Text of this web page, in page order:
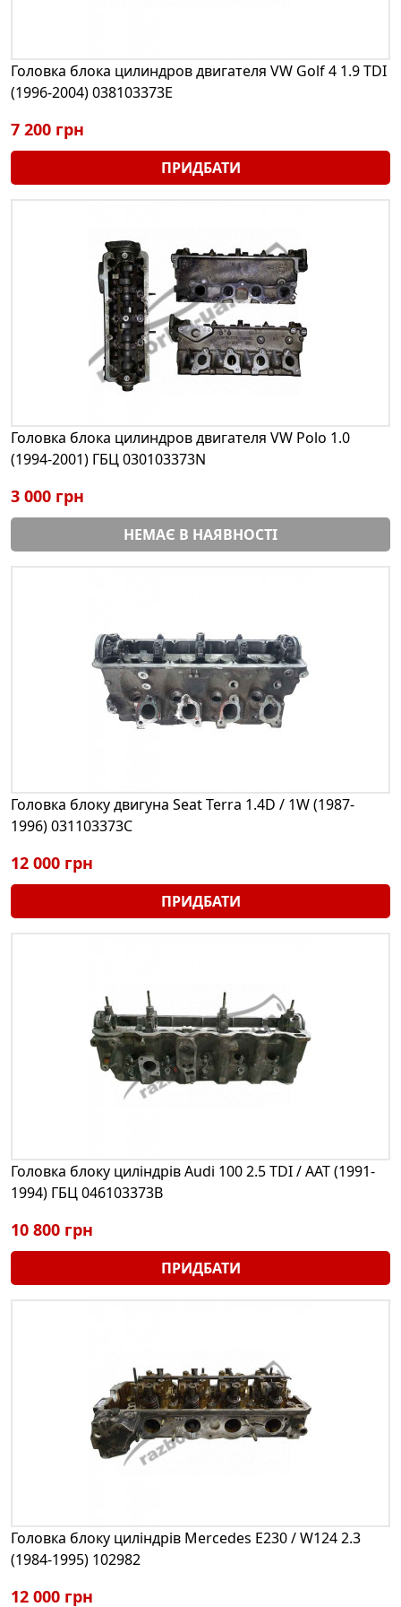
Головка блока цилиндров двигателя VW Golf 4 1.9 TDI
(1996-2004) 038103373E
7 200 грн
ПРИДБАТИ
Головка блока цилиндров двигателя VW Polo 1.0
(1994-2001) ГБЦ 030103373N
3 000 грн
НЕМАЄ В НАЯВНОСТІ
Головка блоку двигуна Seat Terra 1.4D / 1W (1987-
1996) 031103373C
12 000 грн
ПРИДБАТИ
Головка блоку циліндрів Audi 100 2.5 TDI / AAT (1991-
1994) ГБЦ 046103373B
10 800 грн
ПРИДБАТИ
Головка блоку циліндрів Mercedes E230 / W124 2.3
(1984-1995) 102982
12 000 грн